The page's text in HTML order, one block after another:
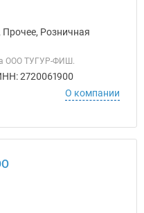
Розничная
ООО ТУГУР-ФИШ.
2720061900
О компании